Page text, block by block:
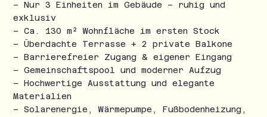
– Nur 3 Einheiten im Gebäude – ruhig und
exklusiv
– Ca. 130 m² Wohnfläche im ersten Stock
– Überdachte Terrasse + 2 private Balkone
– Barrierefreier Zugang & eigener Eingang
– Gemeinschaftspool und moderner Aufzug
– Hochwertige Ausstattung und elegante
Materialien
– Solarenergie, Wärmepumpe, Fußbodenheizung,